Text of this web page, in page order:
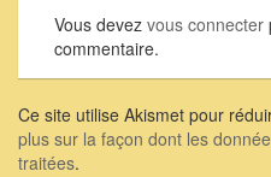
Vous devez vous connecter
commentaire.
Ce site utilise Akismet pour
plus sur la façon dont les
traitées.